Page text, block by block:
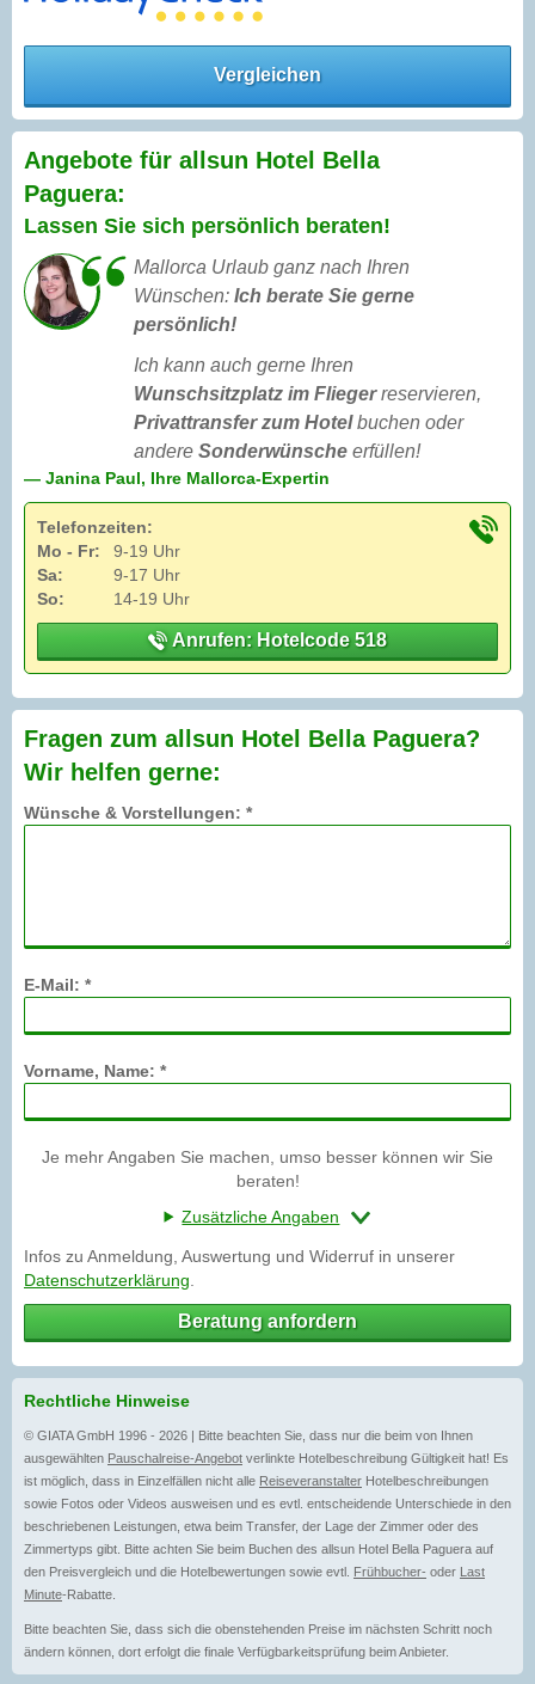
Vergleichen
Angebote für allsun Hotel Bella
Paguera:
Lassen Sie sich persönlich beraten!
Mallorca Urlaub ganz nach Ihren
Wünschen: Ich berate Sie gerne
persönlich!
Ich kann auch gerne Ihren
Wunschsitzplatz im Fliegerreservieren,
Privattransfer zum Hotelbuchen oder
andere Sonderwünsche erfüllen!
— Janina Paul, Ihre Mallorca-Expertin
Telefonzeiten:
Mo - Fr:
9-19 Uhr
Sa:
9-17 Uhr
So:
14-19 Uhr
Anrufen: Hotelcode 518
Fragen zum allsun Hotel Bella Paguera?
Wir helfen gerne:
Wünsche & Vorstellungen: *
E-Mail: *
Vorname, Name: *
Je mehr Angaben Sie machen, umso besser können wir Sie
beraten!
Zusätzliche Angaben
Infos zu Anmeldung, Auswertung und Widerruf in unserer
Datenschutzerklärung
Beratung anfordern
Rechtliche Hinweise
© GIATA GmbH 1996 - 2026 | Bitte beachten Sie, dass nur die beim von Ihnen
ausgewählten Pauschalreise-Angebot verlinkte Hotelbeschreibung Gültigkeit hat! Es
ist möglich, dass in Einzelfällen nicht alle Reiseveranstalter Hotelbeschreibungen
sowie Fotos oder Videos ausweisen und es evtl. entscheidende Unterschiede in den
beschriebenen Leistungen, etwa beim Transfer, der Lage der Zimmer oder des
Zimmertyps gibt. Bitte achten Sie beim Buchen des allsun Hotel Bella Paguera auf
den Preisvergleich und die Hotelbewertungen sowie evtl. Frühbucher- oder Last
Minute-Rabatte.
Bitte beachten Sie, dass sich die obenstehenden Preise im nächsten Schritt noch
ändern können, dort erfolgt die finale Verfügbarkeitsprüfung beim Anbieter.